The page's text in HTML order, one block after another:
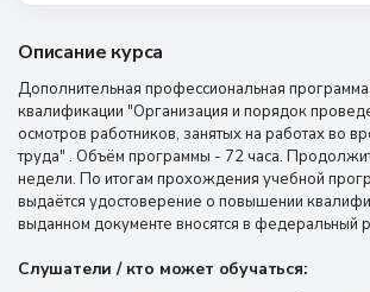
Описание курса
Дополнительная профессиональная
квалификации "Организация и порядок
осмотров работников, занятых на работах во
труда" . Объём программы - 72 часа.
недели. По итогам прохождения учебной
выдаётся удостоверение о повышении
выданном документе вносятся в
Слушатели / кто может обучаться: